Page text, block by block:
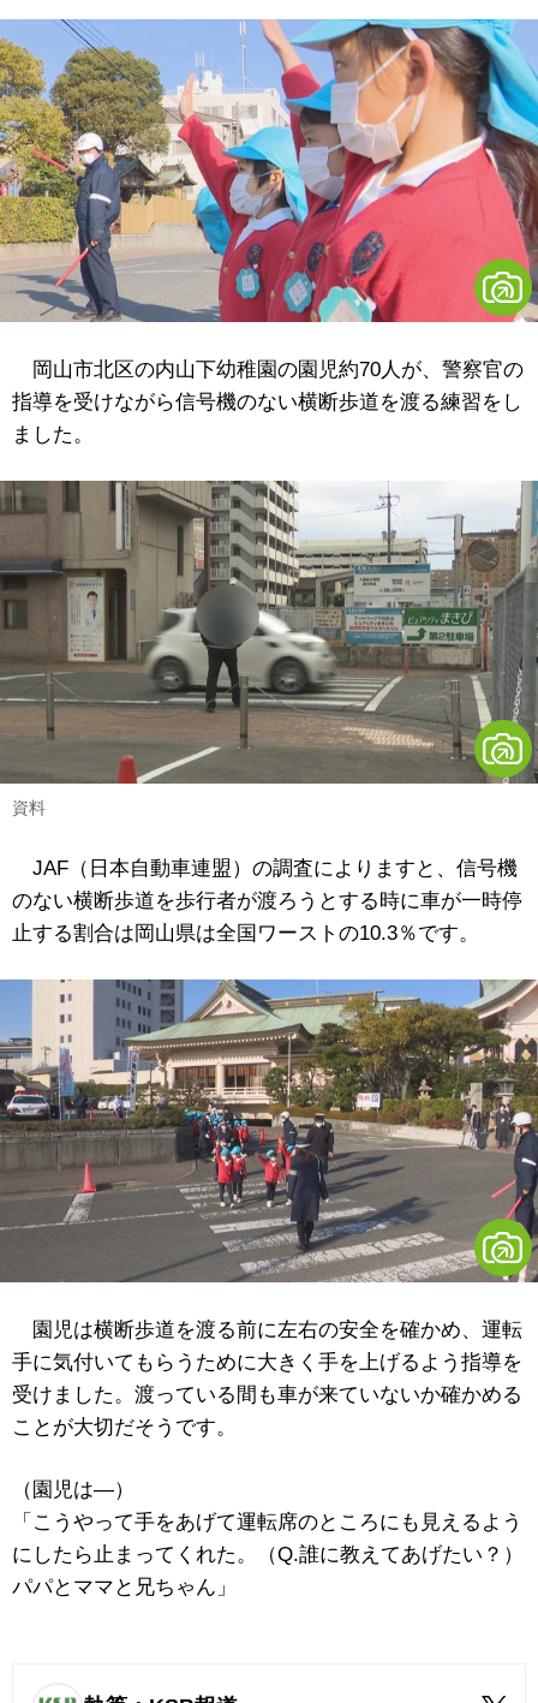
岡山市北区の内山下幼稚園の園児約70人が、警察官の
指導を受けながら信号機のない横断歩道を渡る練習をし
ました。
資料
JAF（日本自動車連盟）の調査によりますと、信号機
のない横断歩道を歩行者が渡ろうとする時に車が一時停
止する割合は岡山県は全国ワーストの10.3％です。
園児は横断歩道を渡る前に左右の安全を確かめ、運転
手に気付いてもらうために大きく手を上げるよう指導を
受けました。渡っている間も車が来ていないか確かめる
ことが大切だそうです。
（園児は―）
「こうやって手をあげて運転席のところにも見えるよう
にしたら止まってくれた。（Q.誰に教えてあげたい？）
パパとママと兄ちゃん」